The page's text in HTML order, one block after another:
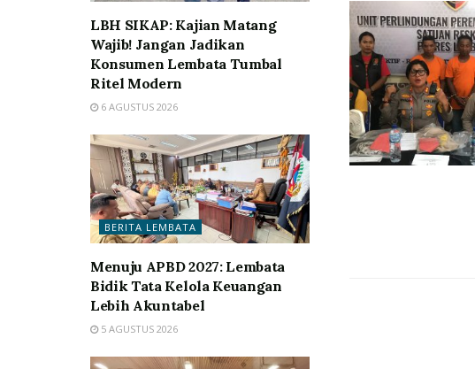
LBH SIKAP: Kajian Matang
Wajib! Jangan Jadikan
Konsumen Lembata Tumbal
Ritel Modern
6 AGUSTUS 2026
BERITA LEMBATA
Menuju APBD 2027: Lembata
Bidik Tata Kelola Keuangan
Lebih Akuntabel
5 AGUSTUS 2026